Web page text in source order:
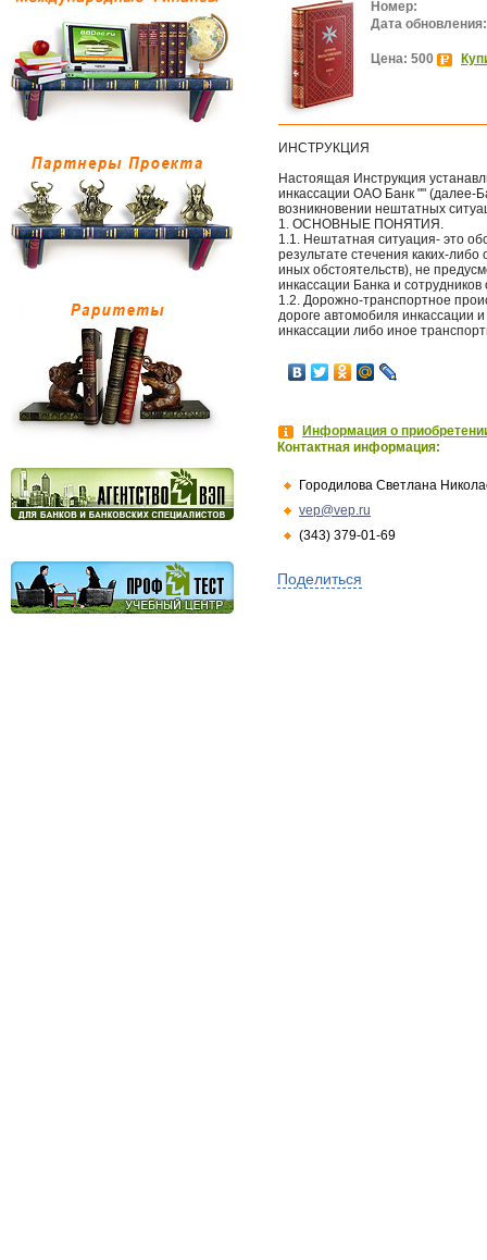
Номер:
Дата обновления:
Цена: 500
ИНСТРУКЦИЯ
Настоящая Инструкция
инкассации ОАО Банк "" (далее-
возникновении нештатных
1. ОСНОВНЫЕ ПОНЯТИЯ.
1.1. Нештатная ситуация- это
результате стечения каких-
иных обстоятельств), не
инкассации Банка и
1.2. Дорожно-транспортное
дороге автомобиля инкассации
инкассации либо иное
Информация о
Контактная информация:
Городилова Светлана
vep@vep.ru
(343) 379-01-69
Поделиться